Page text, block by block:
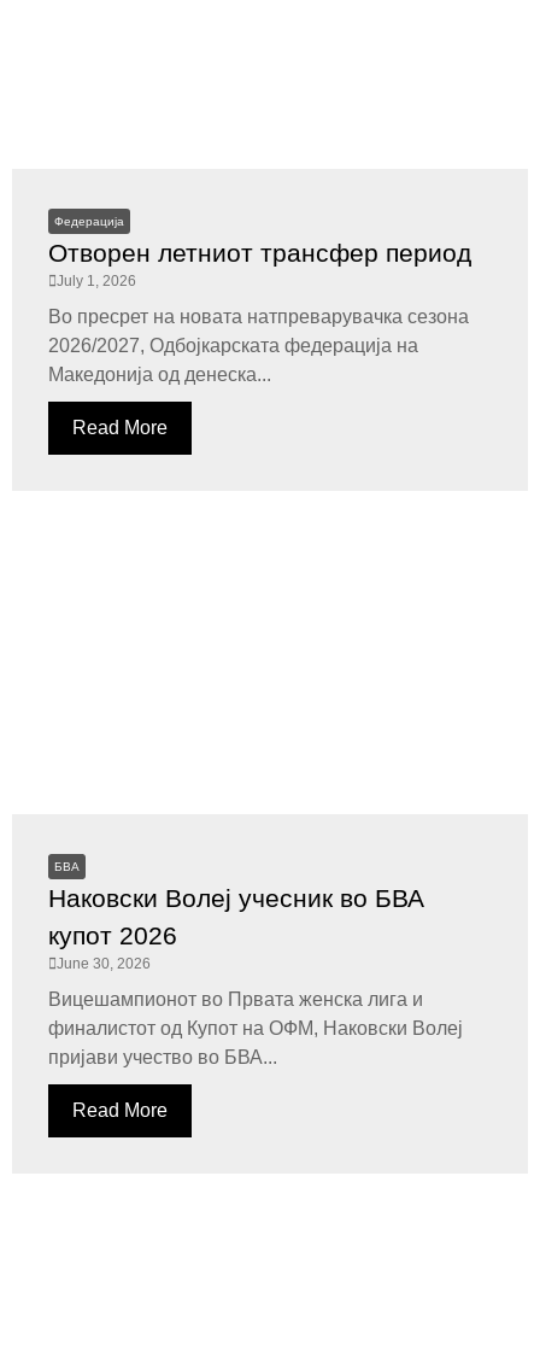
Федерација
Отворен летниот трансфер период
July 1, 2026
Во пресрет на новата натпреварувачка сезона
2026/2027, Одбојкарската федерација на
Македонија од денеска...
Read More
БВА
Наковски Волеј учесник во БВА
купот 2026
June 30, 2026
Вицешампионот во Првата женска лига и
финалистот од Купот на ОФМ, Наковски Волеј
пријави учество во БВА...
Read More